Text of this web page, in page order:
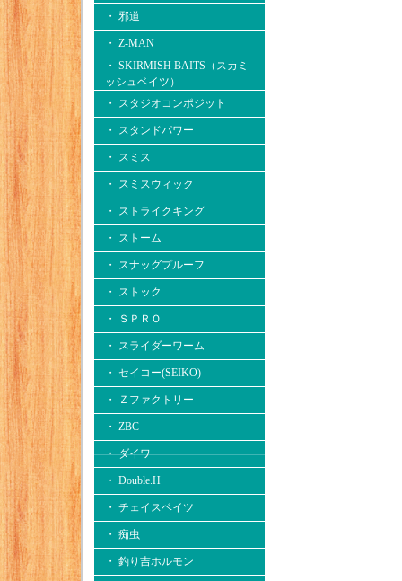
・ 邪道
・ Z-MAN
・ SKIRMISH BAITS（スカミ
ッシュベイツ）
・ スタジオコンポジット
・ スタンドパワー
・ スミス
・ スミスウィック
・ ストライクキング
・ ストーム
・ スナッグプルーフ
・ ストック
・ ＳＰＲＯ
・ スライダーワーム
・ セイコー(SEIKO)
・ Ｚファクトリー
・ ZBC
・ ダイワ
・ Double.H
・ チェイスベイツ
・ 痴虫
・ 釣り吉ホルモン